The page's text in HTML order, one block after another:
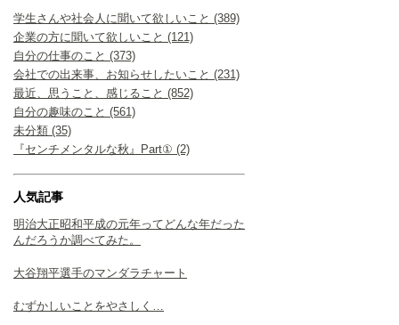
学生さんや社会人に聞いて欲しいこと (389)
企業の方に聞いて欲しいこと (121)
自分の仕事のこと (373)
会社での出来事、お知らせしたいこと (231)
最近、思うこと、感じること (852)
自分の趣味のこと (561)
未分類 (35)
『センチメンタルな秋』Part① (2)
人気記事
明治大正昭和平成の元年ってどんな年だった
んだろうか調べてみた。
大谷翔平選手のマンダラチャート
むずかしいことをやさしく…